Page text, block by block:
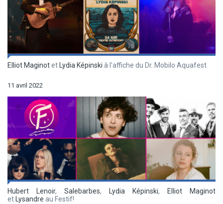
Elliot Maginotet Lydia Képinski à l'affiche du Dr. Mobilo Aquafest
11 avril 2022
Hubert Lenoir, Salebarbes, Lydia Képinski,
Elliot Maginot
et Lysandre au Festif!